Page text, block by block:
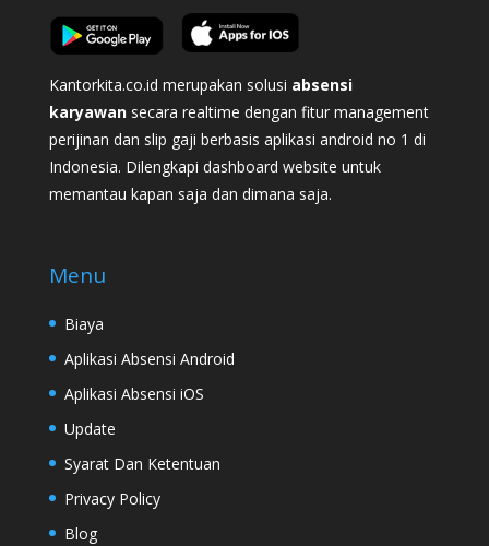
Kantorkita.co.id merupakan solusi absensi
karyawan secara realtime dengan fitur management
perijinan dan slip gaji berbasis aplikasi android no 1 di
Indonesia. Dilengkapi dashboard website untuk
memantau kapan saja dan dimana saja.
Menu
Biaya
Aplikasi Absensi Android
Aplikasi Absensi iOS
Update
Syarat Dan Ketentuan
Privacy Policy
Blog